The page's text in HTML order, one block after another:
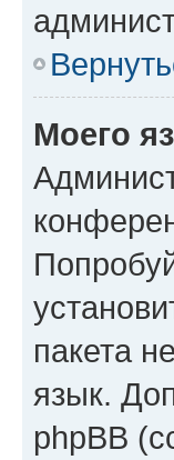
Моего
пакета
язык.
phpBB